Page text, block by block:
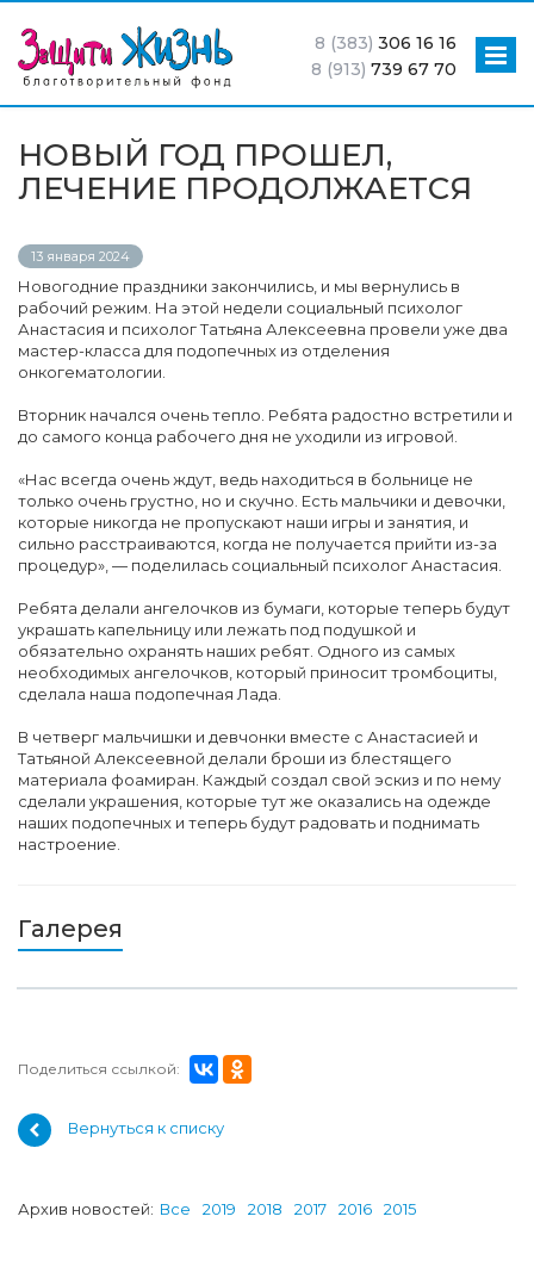
8 (383) 306 16 16
8 (913) 739 67 70
НОВЫЙ ГОД ПРОШЕЛ,
ЛЕЧЕНИЕ ПРОДОЛЖАЕТСЯ
13 января 2024
Новогодние праздники закончились, и мы вернулись в
рабочий режим. На этой недели социальный психолог
Анастасия и психолог Татьяна Алексеевна провели уже два
мастер-класса для подопечных из отделения
онкогематологии.
Вторник начался очень тепло. Ребята радостно встретили и
до самого конца рабочего дня не уходили из игровой.
«Нас всегда очень ждут, ведь находиться в больнице не
только очень грустно, но и скучно. Есть мальчики и девочки,
которые никогда не пропускают наши игры и занятия, и
сильно расстраиваются, когда не получается прийти из-за
процедур», — поделилась социальный психолог Анастасия.
Ребята делали ангелочков из бумаги, которые теперь будут
украшать капельницу или лежать под подушкой и
обязательно охранять наших ребят. Одного из самых
необходимых ангелочков, который приносит тромбоциты,
сделала наша подопечная Лада.
В четверг мальчишки и девчонки вместе с Анастасией и
Татьяной Алексеевной делали броши из блестящего
материала фоамиран. Каждый создал свой эскиз и по нему
сделали украшения, которые тут же оказались на одежде
наших подопечных и теперь будут радовать и поднимать
настроение.
Галерея
Поделиться ссылкой:
Вернуться к списку
Архив новостей: Все 2019 2018 2017 2016 2015